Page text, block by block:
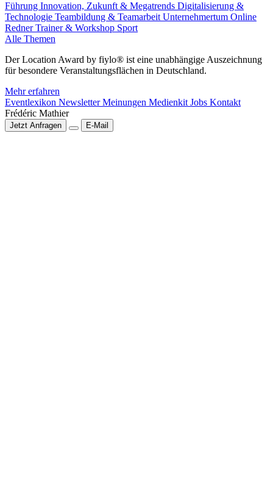
Führung Innovation, Zukunft & Megatrends Digitalisierung &
Technologie Teambildung & Teamarbeit Unternehmertum Online
RednerTrainer & Workshop Sport
Alle Themen
Der Location Award by fiylo® ist eine unabhängige Auszeichnung
für besondere Veranstaltungsflächen in Deutschland.
Mehr erfahren
Eventlexikon NewsletterMeinungen Medienkit Jobs Kontakt
Frédéric Mathier
Jetzt Anfragen E-Mail